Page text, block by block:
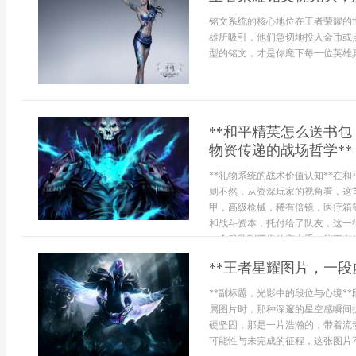
铭文系统的核心地位在王者荣耀
雄所吸引，他们急切地投入金币
型的铭文，才是你麾下每一位英
**和平精英怎么送书
物资传递的战场哲学**
**礼物系统的战术价值认知**在和
则不然，从资深玩家的视角看，
甲，高级枪械，稀有倍镜，医疗
和战斗资本，托付给了队友，这
一个武装到牙齿的突击手，能更
**王者星耀图片，一
**副标题，光影中的段位与心境**
属图片时，那种深邃的星空感瞬
硬坚固，那是一片浩瀚的，带着
可能性与未完成的征程，这张图